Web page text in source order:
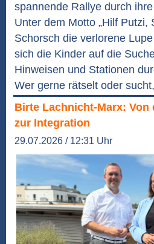
spannende Rallye durch
Unter dem Motto „Hilf Putzi,
Schorsch die verlorene
sich die Kinder auf die
Hinweisen und Stationen
Wer gerne rätselt oder
Birte Lachnicht-Marx: Von
zur Integration
29.07.2026 / 12:31 Uhr